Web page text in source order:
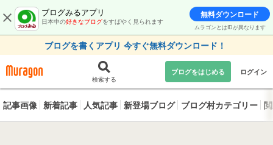
ブログみるアプリ
日本中の好きなブログをすばやく見られます
無料ダウンロード
ムラゴンとはIDが異なります
ブログを書くアプリ 今すぐ無料ダウンロード！
検索する
ブログをはじめる ログイン
記事画像 新着記事 人気記事 新登場ブログ ブログ村カテゴリー